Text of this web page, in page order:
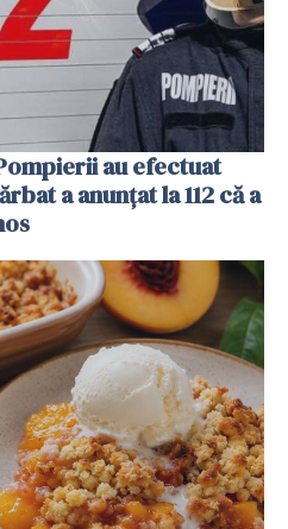
au efectuat
a anunțat la 112 că a